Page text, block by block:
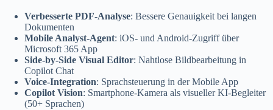
Verbesserte PDF-Analyse: Bessere Genauigkeit bei langen
Dokumenten
Mobile Analyst-Agent: iOS- und Android-Zugriff über
Microsoft 365 App
Side-by-Side Visual Editor: Nahtlose Bildbearbeitung in
Copilot Chat
Voice-Integration: Sprachsteuerung in der Mobile App
Copilot Vision: Smartphone-Kamera als visueller KI-Begleiter
(50+ Sprachen)